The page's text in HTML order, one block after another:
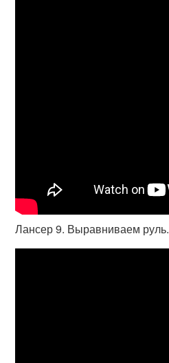
Лансер 9. Выравниваем руль.